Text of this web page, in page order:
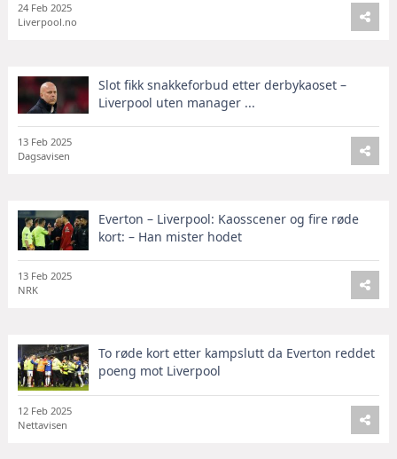
24 Feb 2025
Liverpool.no
Slot fikk snakkeforbud etter derbykaoset –
Liverpool uten manager ...
13 Feb 2025
Dagsavisen
Everton – Liverpool: Kaosscener og fire røde
kort: – Han mister hodet
13 Feb 2025
NRK
To røde kort etter kampslutt da Everton reddet
poeng mot Liverpool
12 Feb 2025
Nettavisen